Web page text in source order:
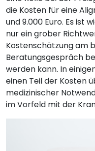
die Kosten für eine
und 9.000 Euro. Es ist
nur ein grober
Kostenschätzung am
Beratungsgespräch
werden kann. In
einen Teil der Kosten
medizinischer
im Vorfeld mit der